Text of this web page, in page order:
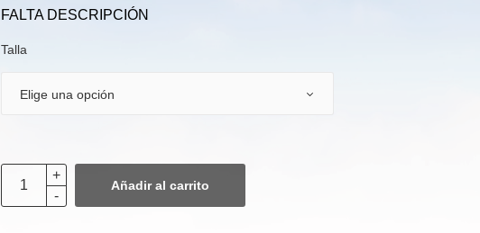
FALTA DESCRIPCIÓN
Talla
Añadir al carrito